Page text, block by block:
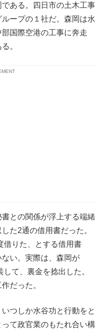
ある。四日市の土木工事
ープの１社だ。森岡は水
国際空港の工事に奔走
。
との関係が浮上する端緒
た2通の借用書だった。
借りた、とする借用書
い。実際は、森岡が
て、裏金を捻出した。
だった。
つしか水谷功と行動をと
て政官業のもたれ合い構